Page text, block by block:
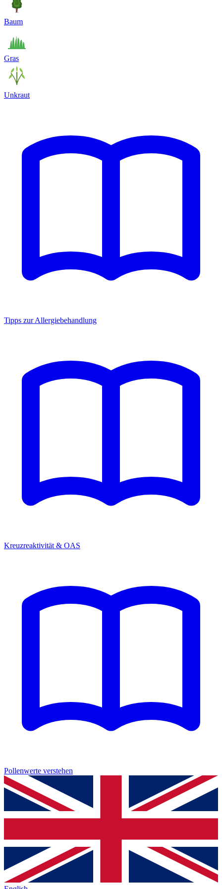
Baum
Gras
Unkraut
Tipps zur Allergiebehandlung
Kreuzreaktivität & OAS
Pollenwerte verstehen